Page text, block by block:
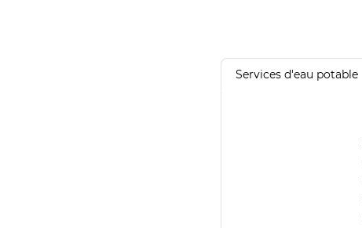
Services d'eau potable